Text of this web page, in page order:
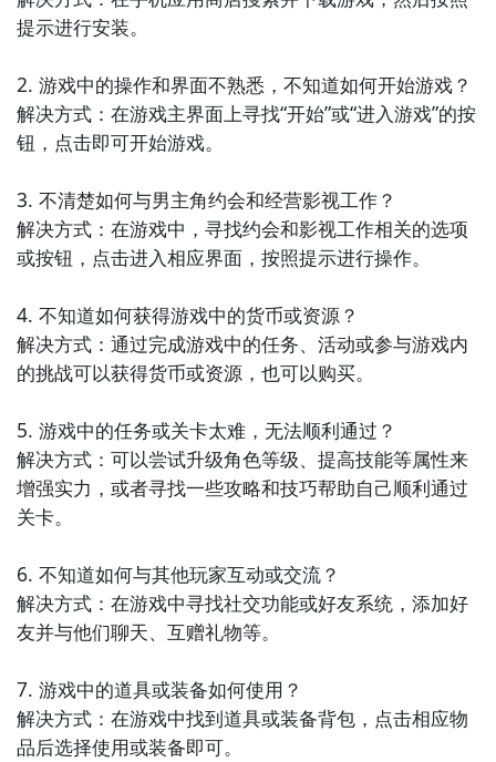
通过上面的游戏介绍和图片，可能大家对恋爱制作人有
大致的了解了，不过这么游戏要怎么样才能抢先体验到
呢？不用担心，目前九游客户端已经开通了测试提醒
了，通过在九游APP中搜索“恋爱制作人”，点击右边的
【订阅】或者是【开测提醒】，订阅游戏就不会错过最
先的下载机会了咯！
下载九游APP订阅恋爱制作人>>>>>>
一键高速下载，礼包轻松到手！
点击高速下载和GD一起面对面
智能预约礼包和下载你还等什么
提示进行安装。
2. 游戏中的操作和界面不熟悉，不知道如何开始游戏？
解决方式：在游戏主界面上寻找“开始”或“进入游戏”的按
钮，点击即可开始游戏。
3. 不清楚如何与男主角约会和经营影视工作？
解决方式：在游戏中，寻找约会和影视工作相关的选项
或按钮，点击进入相应界面，按照提示进行操作。
4. 不知道如何获得游戏中的货币或资源？
解决方式：通过完成游戏中的任务、活动或参与游戏内
的挑战可以获得货币或资源，也可以购买。
5. 游戏中的任务或关卡太难，无法顺利通过？
解决方式：可以尝试升级角色等级、提高技能等属性来
增强实力，或者寻找一些攻略和技巧帮助自己顺利通过
关卡。
6. 不知道如何与其他玩家互动或交流？
解决方式：在游戏中寻找社交功能或好友系统，添加好
友并与他们聊天、互赠礼物等。
7. 游戏中的道具或装备如何使用？
解决方式：在游戏中找到道具或装备背包，点击相应物
品后选择使用或装备即可。